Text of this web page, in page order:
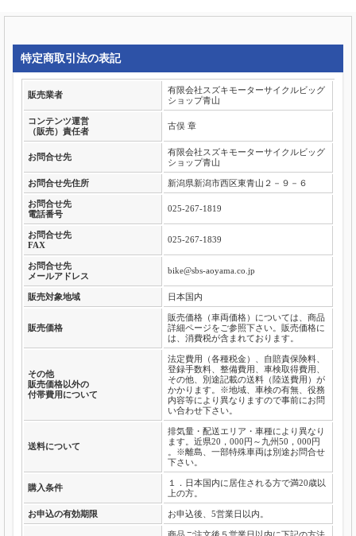
特定商取引法の表記
販売業者
有限会社スズキモーターサイクルビッグ
ショップ青山
コンテンツ運営
（販売）責任者
古俣 章
お問合せ先
有限会社スズキモーターサイクルビッグ
ショップ青山
お問合せ先住所 新潟県新潟市西区東青山２－９－６
お問合せ先
電話番号
025-267-1819
お問合せ先
FAX
025-267-1839
お問合せ先
メールアドレス
bike@sbs-aoyama.co.jp
販売対象地域 日本国内
販売価格
販売価格（車両価格）については、商品
詳細ページをご参照下さい。販売価格に
は、消費税が含まれております。
その他
販売価格以外の
付帯費用について
法定費用（各種税金）、自賠責保険料、
登録手数料、整備費用、車検取得費用、
その他、別途記載の送料（陸送費用）が
かかります。※地域、車検の有無、役務
内容等により異なりますので事前にお問
い合わせ下さい。
送料について
排気量・配送エリア・車種により異なり
ます。近県20，000円～九州50，000円
。※離島、一部特殊車両は別途お問合せ
下さい。
購入条件
１．日本国内に居住される方で満20歳以
上の方。
お申込の有効期限 お申込後、5営業日以内。